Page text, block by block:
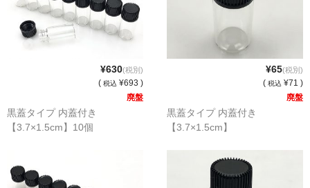
デザイン小瓶
単品
アウトレット
¥630(税別)
( 税込 ¥693 )
廃盤
黒蓋タイプ 内蓋付き
【3.7×1.5cm】10個
¥65(税別)
( 税込 ¥71 )
廃盤
黒蓋タイプ 内蓋付き
【3.7×1.5cm】